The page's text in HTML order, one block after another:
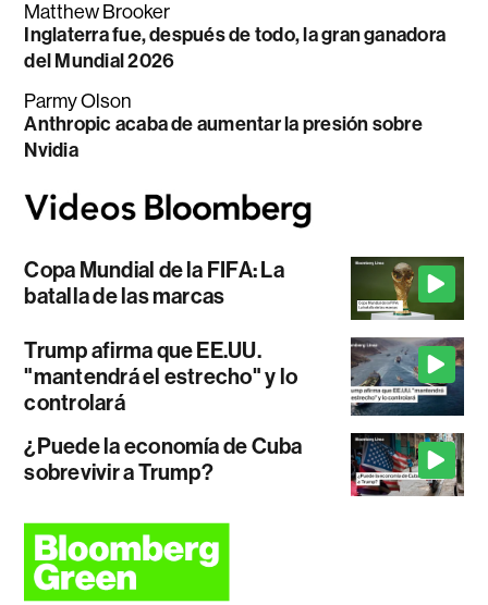
Matthew Brooker
Inglaterra fue, después de todo, la gran ganadora
del Mundial 2026
Parmy Olson
Anthropic acaba de aumentar la presión sobre
Nvidia
Copa Mundial de la FIFA: La
batalla de las marcas
Trump afirma que EE.UU.
"mantendrá el estrecho" y lo
controlará
¿Puede la economía de Cuba
sobrevivir a Trump?